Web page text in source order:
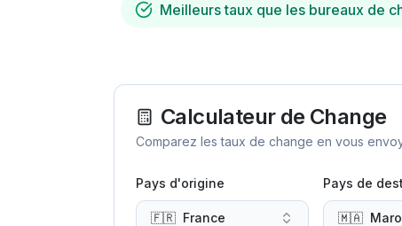
Meilleurs taux que les bureaux de
Calculateur de Change
Comparez les taux de change en vous
Pays d'origine
🇫🇷 France
Pays de
🇲🇦